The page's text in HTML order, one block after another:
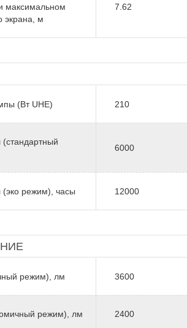
максимальном
экрана, м
7.62
(Вт UHE) 210
6000
(эко режим), часы 12000
режим), лм 3600
режим), лм 2400